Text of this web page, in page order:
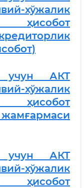
хўжалик
ҳисобот
учун АКТ
хўжалик
ҳисобот
учун АКТ
хўжалик
ҳисобот